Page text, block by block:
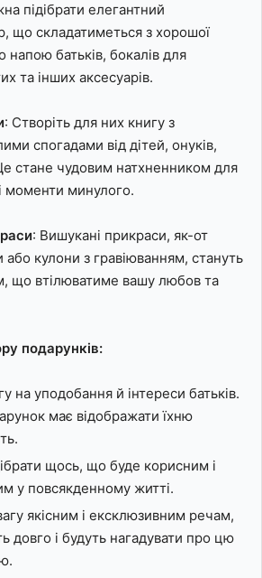
підібрати елегантний
що складатиметься з хорошої
батьків, бокалів для
та інших аксесуарів.
: Створіть для них книгу з
спогадами від дітей, онуків,
стане чудовим натхненником для
моменти минулого.
: Вишукані прикраси, як-от
кулони з гравіюванням, стануть
що втілюватиме вашу любов та
подарунків:
на уподобання й інтереси батьків.
має відображати їхню
щось, що буде корисним і
у повсякденному житті.
якісним і ексклюзивним речам,
довго і будуть нагадувати про цю